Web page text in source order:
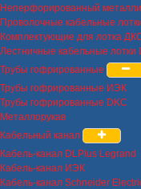
Неперфорированный
Проволочные кабельные
Комплектующие для лотка
Лестничные кабельные лотки
Трубы гофрированные
Трубы гофрированные ИЭК
Трубы гофрированные DKC
Металлорукав
Кабельный канал
Кабель-канал DLPlus Legrand
Кабель-канал ИЭК
Кабель-канал Schneider